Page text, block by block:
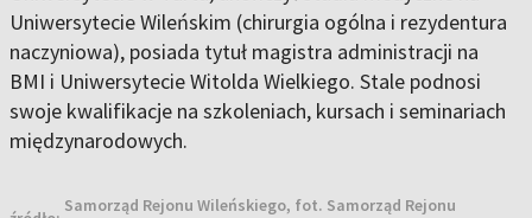
Uniwersytecie Wileńskim (chirurgia ogólna i rezydentura
naczyniowa), posiada tytuł magistra administracji na
BMI i Uniwersytecie Witolda Wielkiego. Stale podnosi
swoje kwalifikacje na szkoleniach, kursach i seminariach
międzynarodowych.
Samorząd Rejonu Wileńskiego, fot. Samorząd Rejonu